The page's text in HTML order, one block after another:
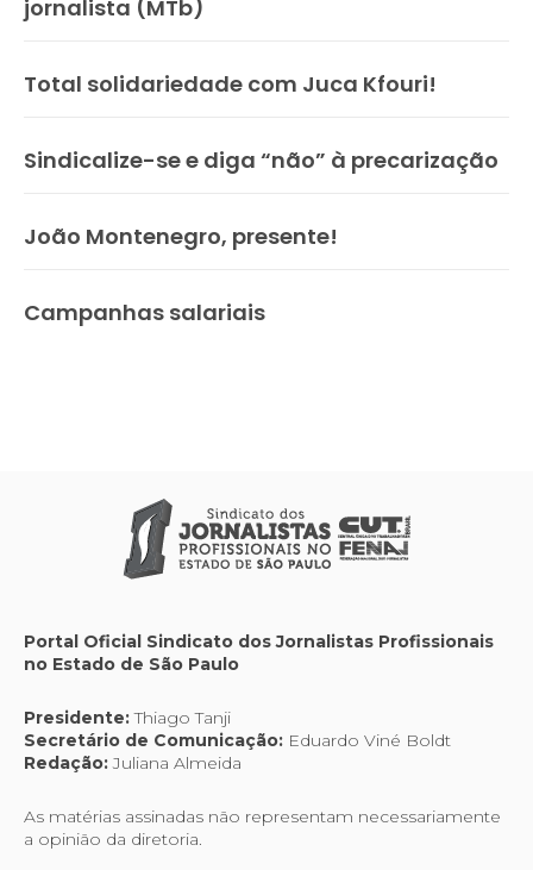
jornalista (MTb)
Total solidariedade com Juca Kfouri!
Sindicalize-se e diga “não” à precarização
João Montenegro, presente!
Campanhas salariais
Portal Oficial Sindicato dos Jornalistas Profissionais
no Estado de São Paulo
Presidente:Thiago Tanji
Secretário de Comunicação: Eduardo Viné Boldt
Redação:Juliana Almeida
As matérias assinadas não representam necessariamente
a opinião da diretoria.